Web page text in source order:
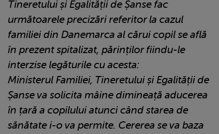
Tineretului și Egalității de Șanse fac
următoarele precizări referitor la cazul
familiei din Danemarca al cărui copil se află
în prezent spitalizat, părinților fiindu-le
interzise legăturile cu acesta:
Ministerul Familiei, Tineretului și Egalității de
Șanse va solicita mâine dimineață aducerea
în țară a copilului atunci când starea de
sănătate i-o va permite. Cererea se va baza